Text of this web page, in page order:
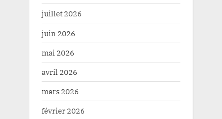
juillet 2026
juin 2026
mai 2026
avril 2026
mars 2026
février 2026